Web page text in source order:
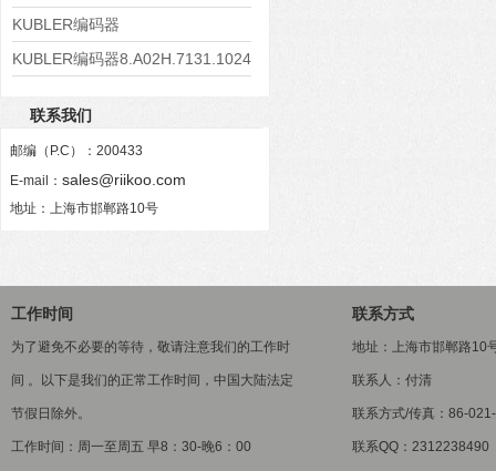
KUBLER编码器
8.KIS40.1332.1024.P03.0008
KUBLER编码器8.A02H.7131.1024
联系我们
邮编（P.C）：200433
E-mail： sales@riikoo.com
地址：上海市邯郸路10号
工作时间
为了避免不必要的等待，敬请注意我们的工作时
间 。以下是我们的正常工作时间，中国大陆法定
节假日除外。
工作时间：周一至周五 早8：30-晚6：00
联系方式
地址：上海市邯郸路10
联系人：付清
联系方式/传真：86-
联系QQ：2312238490